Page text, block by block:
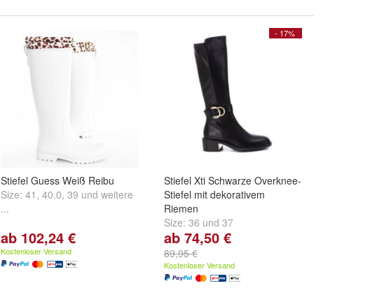
Stiefel Guess Weiß Reibu
Size: 41 , 40.0, 39 und weitere
...
ab 102,24 €
Kostenloser Versand
- 17%
Stiefel Xti Schwarze Overknee-
Stiefel mit dekorativem
Riemen
Size: 36 und 37
ab 74,50 €
89,95 €
Kostenloser Versand